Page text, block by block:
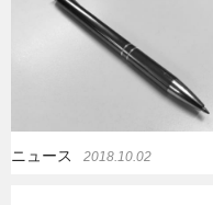
ニュース 2018.10.02